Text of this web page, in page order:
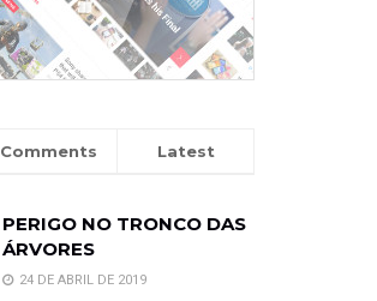
Comments Latest
PERIGO NO TRONCO DAS
ÁRVORES
24 DE ABRIL DE 2019